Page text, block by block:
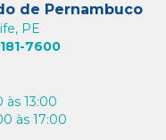
de Pernambuco
PE
7600
às 13:00
às 17:00